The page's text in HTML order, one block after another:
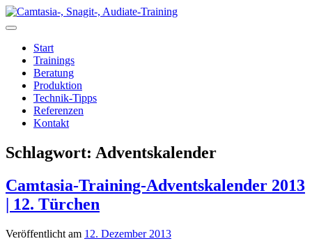
Zum
Inhalt
Start
Trainings
Beratung
Produktion
Technik-Tipps
Referenzen
Kontakt
Schlagwort: Adventskalender
Camtasia-Training-Adventskalender 2013
| 12. Türchen
Veröffentlicht am 12. Dezember 2013